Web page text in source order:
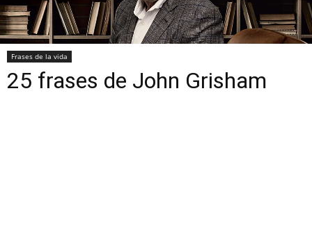
Frases de la vida
25 frases de John Grisham